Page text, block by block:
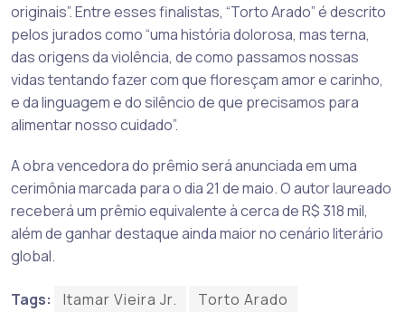
originais”. Entre esses finalistas, “Torto Arado” é descrito
pelos jurados como “uma história dolorosa, mas terna,
das origens da violência, de como passamos nossas
vidas tentando fazer com que floresçam amor e carinho,
e da linguagem e do silêncio de que precisamos para
alimentar nosso cuidado”.
A obra vencedora do prêmio será anunciada em uma
cerimônia marcada para o dia 21 de maio. O autor laureado
receberá um prêmio equivalente à cerca de R$ 318 mil,
além de ganhar destaque ainda maior no cenário literário
global.
Tags: Itamar Vieira Jr. Torto Arado